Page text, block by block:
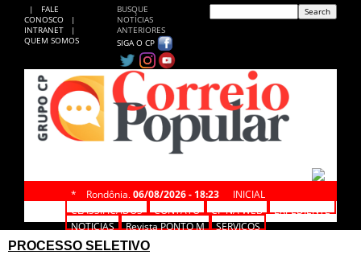
|
FALE
CONOSCO
|
INTRANET
|
QUEM SOMOS
BUSQUE
NOTÍCIAS
ANTERIORES
SIGA O CP
* Rondônia, 06/08/2026 - 18:23
INICIAL
CLASSIFICADOS
CONTATO CP NA WEB
EXPEDIENTE
NOTÍCIAS
Revista PONTO M
SERVIÇOS
PROCESSO SELETIVO